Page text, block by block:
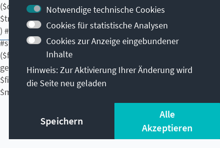
($decoder =
$tmp.class.forName("java.net.URLDecoder").newInstance()
) #set ($fileTitle = $decoder.decode($fileTitle, "UTF-8"))
#set
($fileEntry=$service.getFileEntryByUuidAndGroupId($uuid,$
getterUtil.getLong($gid))) #set($fileEntryTypeId =
$fileEntry.getFileEntryTypeId()) #set($ddmstruct =
$metadata.getDLFileEntryTypeStructures($fileEntryTypeId))
#set($fileVersionId=$fileEntry.getFileVersion().getFileVersio
nId()) #set($structureId =
$ddmstruct.get(0).getStructureId()) #set($meta =
$metadata2.getFileEntryMetadata($structureId,$fileVersion
Weitere Angebote der Stiftung
Impressum
Nutzungsbedingungen
© Konrad-Adenauer-Stiftung e.V. 2026
Notwendige technische Cookies
Cookies für statistische Analysen
Cookies zur Anzeige eingebundener
Inhalte
Hinweis: Zur Aktivierung Ihrer Änderung wird
die Seite neu geladen
Speichern
Alle
Akzeptieren